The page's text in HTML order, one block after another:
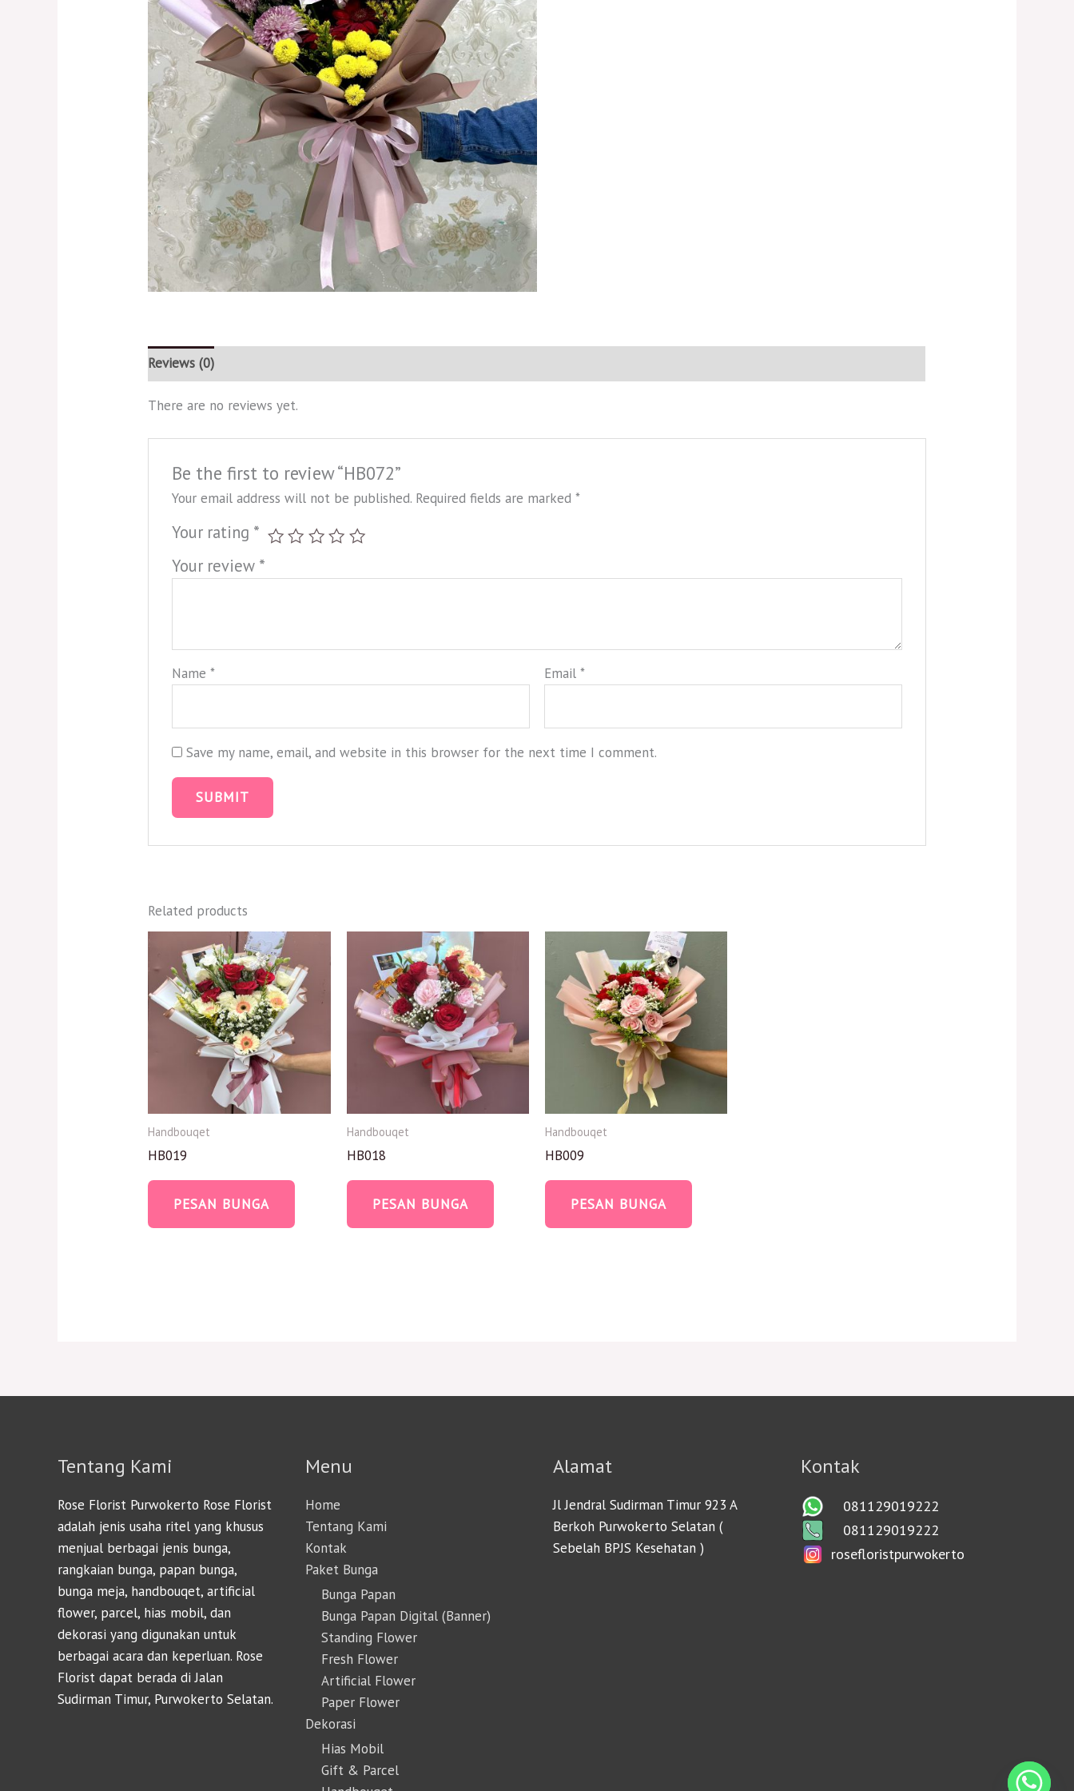
Reviews (0)
There are no reviews yet.
Be the first to review “HB072”
Your email address will not be published. Required fields are marked *
Your rating *
Your review *
Name * Email*
Save my name, email, and website in this browser for the next time I comment.
Related products
Handbouqet
HB019
PESAN BUNGA
Handbouqet
HB018
PESAN BUNGA
Handbouqet
HB009
PESAN BUNGA
Tentang Kami
Rose Florist Purwokerto Rose Florist
adalah jenis usaha ritel yang khusus
menjual berbagai jenis bunga,
rangkaian bunga, papan bunga,
bunga meja, handbouqet, artificial
flower, parcel, hias mobil, dan
dekorasi yang digunakan untuk
berbagai acara dan keperluan. Rose
Florist dapat berada di Jalan
Sudirman Timur, Purwokerto Selatan.
Menu
Home
Tentang Kami
Kontak
Paket Bunga
Bunga Papan
Bunga Papan Digital (Banner)
Standing Flower
Fresh Flower
Artificial Flower
Paper Flower
Dekorasi
Hias Mobil
Gift & Parcel
Alamat
Jl Jendral Sudirman Timur 923 A
Berkoh Purwokerto Selatan (
Sebelah BPJS Kesehatan )
Kontak
081129019222
081129019222
rosefloristpurwokerto